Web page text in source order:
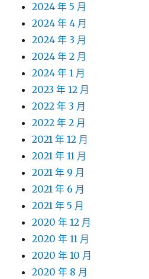
2024 年 5 月
2024 年 4 月
2024 年 3 月
2024 年 2 月
2024 年 1 月
2023 年 12 月
2022 年 3 月
2022 年 2 月
2021 年 12 月
2021 年 11 月
2021 年 9 月
2021 年 6 月
2021 年 5 月
2020 年 12 月
2020 年 11 月
2020 年 10 月
2020 年 8 月